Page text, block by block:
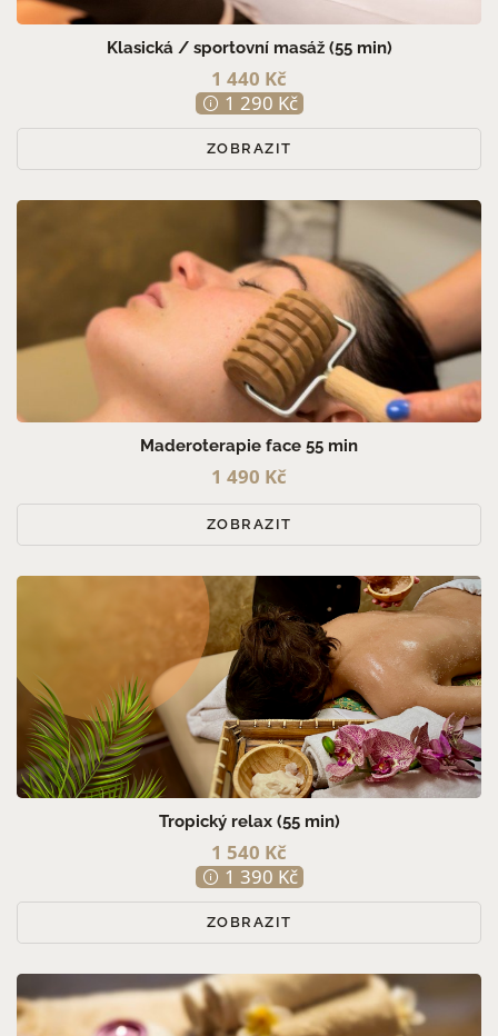
Klasická / sportovní masáž (55 min)
1 440 Kč
1 290 Kč
ZOBRAZIT
Maderoterapie face 55 min
1 490 Kč
ZOBRAZIT
Tropický relax (55 min)
1 540 Kč
1 390 Kč
ZOBRAZIT